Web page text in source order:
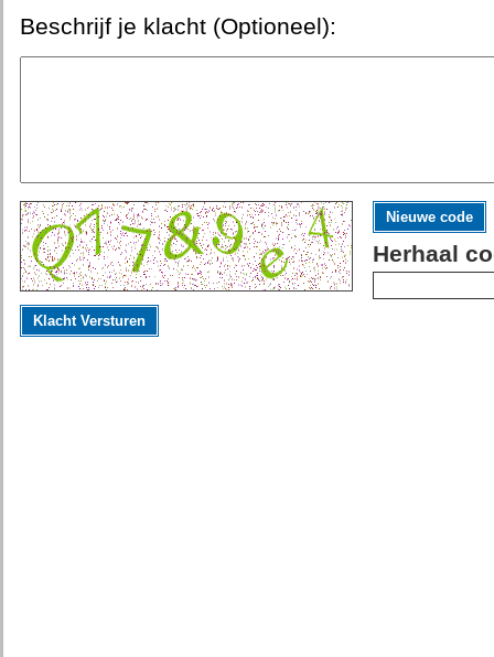
Beschrijf je klacht (Optioneel):
Nieuwe code
Herhaal
Klacht Versturen